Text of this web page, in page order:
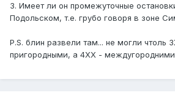
3. Имеет ли он промежуточные
Подольском, т.е. грубо говоря в зоне
P.S. блин развели там... не могли чтоль
пригородными, а 4ХХ -